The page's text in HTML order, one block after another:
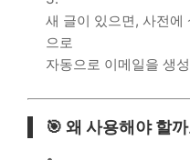
새 글이 있으면, 사전에
으로
자동으로 이메일을 생
🎯 왜 사용해야 할